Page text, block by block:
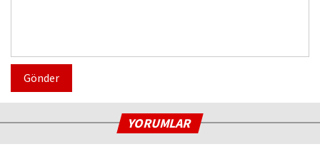
Gönder
YORUMLAR